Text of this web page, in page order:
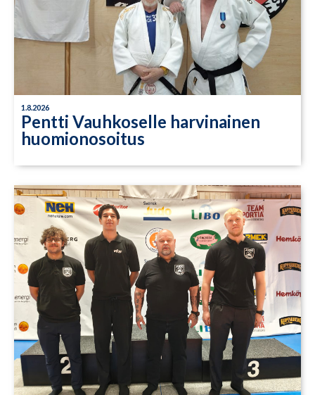
1.8.2026
Pentti Vauhkoselle harvinainen
huomionosoitus